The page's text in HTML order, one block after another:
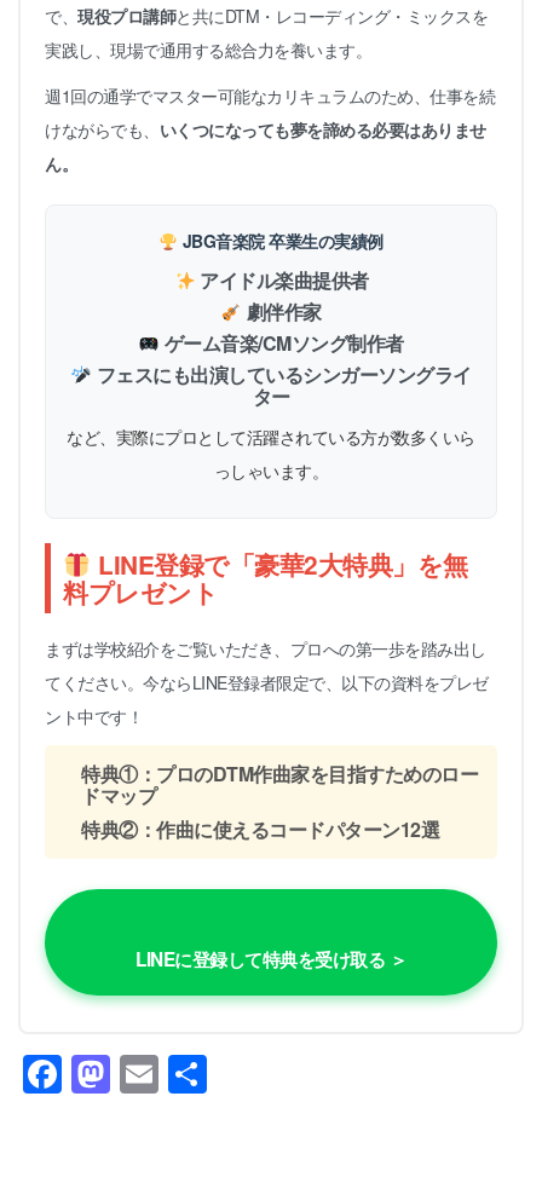
で、 現役プロ講師と共にDTM・レコーディング・ミックスを
実践し、現場で通用する総合力を養います。
週1回の通学でマスター可能なカリキュラムのため、仕事を続
けながらでも、 いくつになっても夢を諦める必要はありませ
ん。
JBG音楽院 卒業生の実績例
アイドル楽曲提供者
劇伴作家
ゲーム音楽/CMソング制作者
フェスにも出演しているシンガーソングライ
ター
など、実際にプロとして活躍されている方が数多くいら
っしゃいます。
LINE登録で「豪華2大特典」を無
料プレゼント
まずは学校紹介をご覧いただき、プロへの第一歩を踏み出し
てください。今ならLINE登録者限定で、以下の資料をプレゼ
ント中です！
特典①：プロのDTM作曲家を目指すためのロー
ドマップ
特典②：作曲に使えるコードパターン12選
LINEに登録して特典を受け取る ＞
Facebook
Mastodon
Email